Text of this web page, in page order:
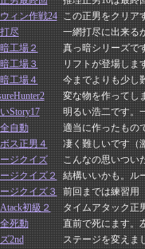
ィン作戦24
この正男をクリア
尽
一網打尽に出来る
工場２
真っ暗シリーズで
工場３
リフトが登場しま
工場４
今までよりも少し
変な物を作ってし
Story17
明るい浩二です。
自動
適当に作ったもの
ス正男４
凄く難しいです（
ジクイズ
こんなの思いつい
ジクイズ２
結構いいかも。ル
ジクイズ３
前回までは練習用
初級２
タイムアタック正
死動
直前で死にます。
2nd
ステージを変えま